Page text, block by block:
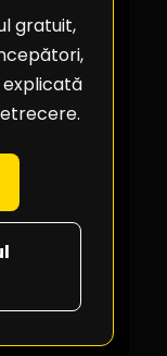
gratuit,
explicată